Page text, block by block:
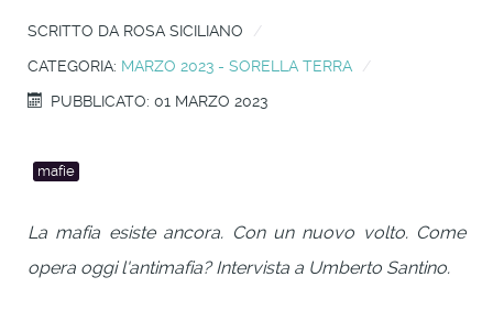
SCRITTO DA ROSA SICILIANO
CATEGORIA: MARZO 2023 - SORELLA TERRA
PUBBLICATO: 01 MARZO 2023
mafie
La mafia esiste ancora. Con un nuovo volto. Come
opera oggi l'antimafia? Intervista a Umberto Santino.